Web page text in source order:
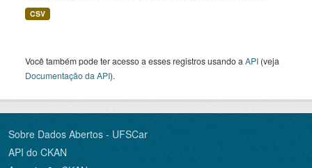
CSV
Você também pode ter acesso a esses registros usando a API (veja
Documentação da API).
Sobre Dados Abertos - UFSCar
API do CKAN